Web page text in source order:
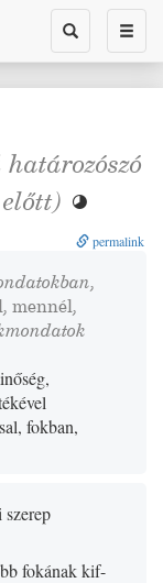
Toggle
search

permalink
, mennél,
fokban,
szerep
fokának kif-